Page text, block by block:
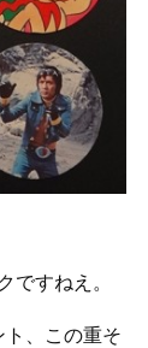
ですねえ。
、この重そ